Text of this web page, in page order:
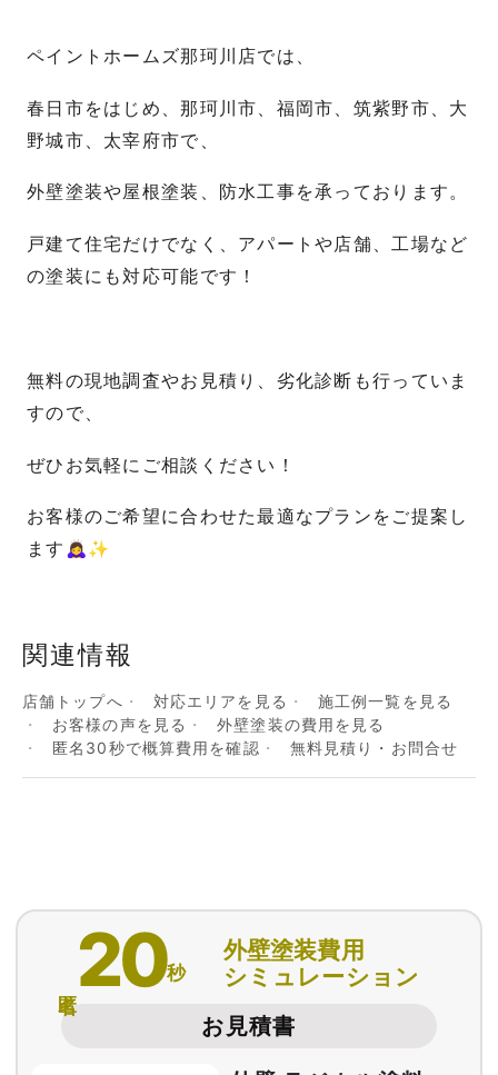
ペイントホームズ那珂川店では、
春日市をはじめ、那珂川市、福岡市、筑紫野市、大
野城市、太宰府市で、
外壁塗装や屋根塗装、防水工事を承っております。
戸建て住宅だけでなく、アパートや店舗、工場など
の塗装にも対応可能です！
無料の現地調査やお見積り、劣化診断も行っていま
すので、
ぜひお気軽にご相談ください！
お客様のご希望に合わせた最適なプランをご提案し
ます🙇‍♀️✨
関連情報
店舗トップへ 対応エリアを見る
施工例一覧を見る
お客様の声を見る
外壁塗装の費用を見る
匿名30秒で概算費用を確認
無料見積り・お問合せ
20秒
外壁塗装費用
シミュレーション
お見積書